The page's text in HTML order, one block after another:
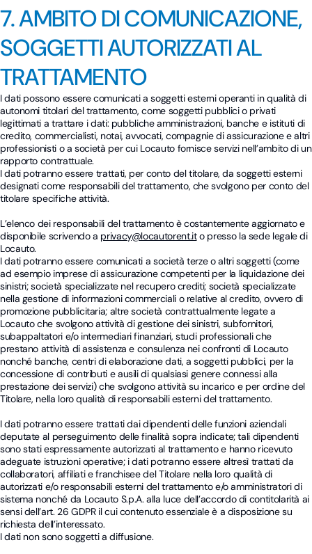
7. AMBITO DI COMUNICAZIONE,
SOGGETTI AUTORIZZATI AL
TRATTAMENTO
I dati possono essere comunicati a soggetti esterni operanti in qualità di
autonomi titolari del trattamento, come soggetti pubblici o privati
legittimati a trattare i dati: pubbliche amministrazioni, banche e istituti di
credito, commercialisti, notai, avvocati, compagnie di assicurazione e altri
professionisti o a società per cui Locauto fornisce servizi nell’ambito di un
rapporto contrattuale.
I dati potranno essere trattati, per conto del titolare, da soggetti esterni
designati come responsabili del trattamento, che svolgono per conto del
titolare specifiche attività.
L’elenco dei responsabili del trattamento è costantemente aggiornato e
disponibile scrivendo a privacy@locautorent.ito presso la sede legale di
Locauto.
I dati potranno essere comunicati a società terze o altri soggetti (come
ad esempio imprese di assicurazione competenti per la liquidazione dei
sinistri; società specializzate nel recupero crediti; società specializzate
nella gestione di informazioni commerciali o relative al credito, ovvero di
promozione pubblicitaria; altre società contrattualmente legate a
Locauto che svolgono attività di gestione dei sinistri, subfornitori,
subappaltatori e/o intermediari finanziari, studi professionali che
prestano attività di assistenza e consulenza nei confronti di Locauto
nonché banche, centri di elaborazione dati, a soggetti pubblici, per la
concessione di contributi e ausili di qualsiasi genere connessi alla
prestazione dei servizi) che svolgono attività su incarico e per ordine del
Titolare, nella loro qualità di responsabili esterni del trattamento.
I dati potranno essere trattati dai dipendenti delle funzioni aziendali
deputate al perseguimento delle finalità sopra indicate; tali dipendenti
sono stati espressamente autorizzati al trattamento e hanno ricevuto
adeguate istruzioni operative; i dati potranno essere altresì trattati da
collaboratori, affiliati e franchisee del Titolare nella loro qualità di
autorizzati e/o responsabili esterni del trattamento e/o amministratori di
sistema nonché da Locauto S.p.A. alla luce dell’accordo di contitolarità ai
sensi dell’art. 26 GDPR il cui contenuto essenziale è a disposizione su
richiesta dell’interessato.
I dati non sono soggetti a diffusione.